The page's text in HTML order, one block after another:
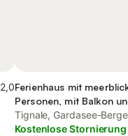
2,0Ferienhaus mit
Personen, mit Balkon
Balkon/Terrasse sowie
und Garten
Tignale, Gardasee-Berge
Kostenlose Stornierung